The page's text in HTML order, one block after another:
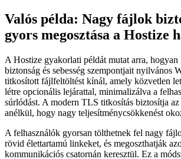
Valós példa: Nagy fájlok
gyors megosztása a Hostize
A Hostize gyakorlati példát mutat arra, hogyan
biztonság és sebesség szempontjait nyilvános
titkosított fájlfeltöltést kínál, amely közvetlen
létre opcionális lejárattal, minimalizálva a
súrlódást. A modern TLS titkosítás biztosítja
anélkül, hogy nagy teljesítménycsökkenést
A felhasználók gyorsan tölthetnek fel nagy
rövid élettartamú linkeket, és megoszthatják
kommunikációs csatornán keresztül. Ez a